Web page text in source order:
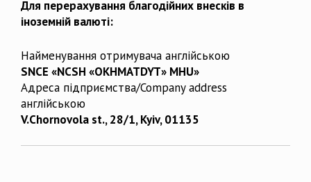
Для перерахування благодійних внесків в
іноземній валюті:
Найменування отримувача англійською
SNCE «NCSH «OKHMATDYT» MHU»
Адреса підприємства/Company address
англійською
V.Chornovola st., 28/1, Kyiv, 01135